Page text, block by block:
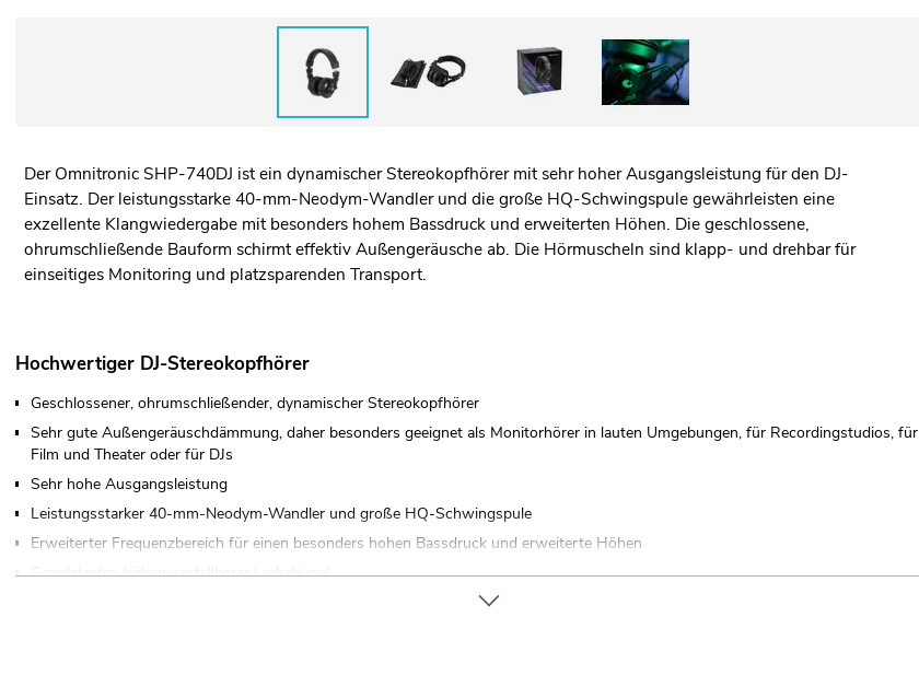
Der Omnitronic SHP-740DJ ist ein dynamischer Stereokopfhörer mit sehr hoher Ausgangsleistung für den DJ-
Einsatz. Der leistungsstarke 40-mm-Neodym-Wandler und die große HQ-Schwingspule gewährleisten eine
exzellente Klangwiedergabe mit besonders hohem Bassdruck und erweiterten Höhen. Die geschlossene,
ohrumschließende Bauform schirmt effektiv Außengeräusche ab. Die Hörmuscheln sind klapp- und drehbar für
einseitiges Monitoring und platzsparenden Transport.
Hochwertiger DJ-Stereokopfhörer
Geschlossener, ohrumschließender, dynamischer Stereokopfhörer
Sehr gute Außengeräuschdämmung, daher besonders geeignet als Monitorhörer in lauten Umgebungen, für Recordingstudios, für
Film und Theater oder für DJs
Sehr hohe Ausgangsleistung
Leistungsstarker 40-mm-Neodym-Wandler und große HQ-Schwingspule
Erweiterter Frequenzbereich für einen besonders hohen Bassdruck und erweiterte Höhen
Gepolsterter, höhenverstellbarer Lederbügel
Komfortabler Sitz durch angenehm weiche, ohrumschließende Ohrpolster